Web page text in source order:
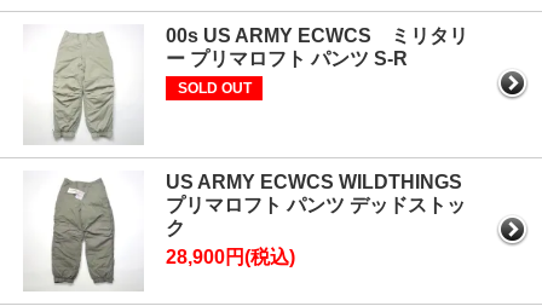
00s US ARMY ECWCS ミリタリ
ー プリマロフト パンツ S-R
SOLD OUT
US ARMY ECWCS WILDTHINGS
プリマロフト パンツ デッドストッ
ク
28,900円(税込)